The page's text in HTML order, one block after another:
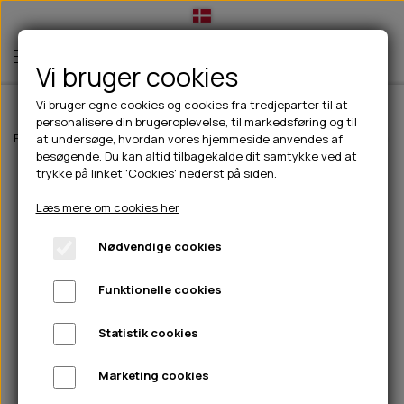
TIL HUND
💧FODER- VANDSKÅLE
CHICOPEE
GODBIDSTASKE
HALSBÅND
🦴 GODBIDDER & SNACKS
🍖 SMAGSVARIANTER
🎾 LEGETØJ
TÆNDER, ØRE, ØJE, POTER & NÆSE
🐾 UDSTYR & KOMFORT
TIL HUNDEEJER
DRIKKEFLASKER/TERMOFLASKER
HUER OG VANTER
PINEWOOD SALES
TIL KAT
TILBUD
NYHEDER
ABONNEMENT
Forside Til hunde Hundefoder PrimaDog PrimaDog adult all
Vi bruger cookies
Vi bruger egne cookies og cookies fra tredjeparter til at
personalisere din brugeroplevelse, til markedsføring og til
at undersøge, hvordan vores hjemmeside anvendes af
besøgende. Du kan altid tilbagekalde dit samtykke ved at
trykke på linket 'Cookies' nederst på siden.
Læs mere om cookies her
Nødvendige cookies
Funktionelle cookies
Statistik cookies
Marketing cookies